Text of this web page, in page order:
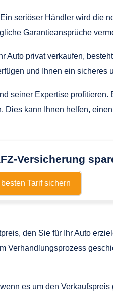
seriöser Händler wird die
Garantieansprüche
privat verkaufen,
und Ihnen ein sicheres
seiner Expertise profitieren.
kann Ihnen helfen,
Versicherung
Tarif sichern
den Sie für Ihr Auto
Verhandlungsprozess
es um den